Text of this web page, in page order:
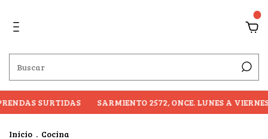
SURTIDAS SARMIENTO 2572, ONCE. LUNES A VIERNES
Inicio . Cocina